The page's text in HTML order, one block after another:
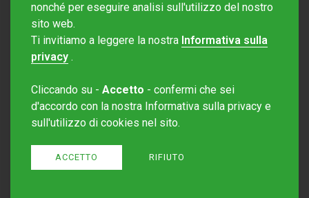
Editore Rotostampa SA
Sito creato daRedesign
nonché per eseguire analisi sull'utilizzo del nostro
sito web.
Ti invitiamo a leggere la nostra Informativa sulla
privacy .
Cliccando su - Accetto - confermi che sei
d'accordo con la nostra Informativa sulla privacy e
sull'utilizzo di cookies nel sito.
ACCETTO RIFIUTO